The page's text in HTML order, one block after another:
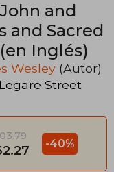
and
and Sacred
Inglés)
Wesley (Autor)
Legare Street
-40%